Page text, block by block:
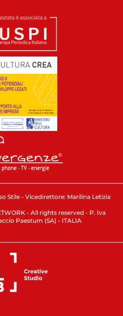
Stile - Vicedirettore: Marilina Letizia
- All rights reserved - P. Iva
Paestum (SA) - ITALIA